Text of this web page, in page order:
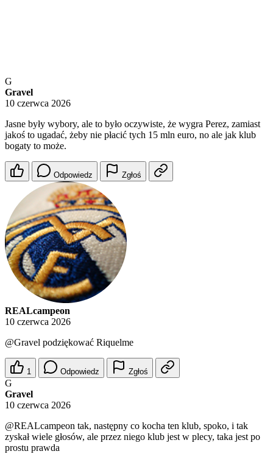
G
Gravel
10 czerwca 2026
Jasne były wybory, ale to było oczywiste, że wygra Perez, zamiast
jakoś to ugadać, żeby nie płacić tych 15 mln euro, no ale jak klub
bogaty to może.
Odpowiedz Zgłoś
REALcampeon
10 czerwca 2026
@Gravel podziękować Riquelme
1 Odpowiedz Zgłoś
G
Gravel
10 czerwca 2026
@REALcampeon tak, następny co kocha ten klub, spoko, i tak
zyskał wiele głosów, ale przez niego klub jest w plecy, taka jest po
prostu prawda